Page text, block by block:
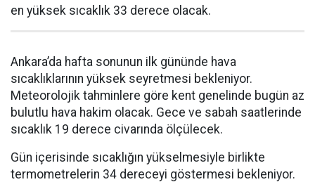
en yüksek sıcaklık 33 derece olacak.
Ankara’da hafta sonunun ilk gününde hava
sıcaklıklarının yüksek seyretmesi bekleniyor.
Meteorolojik tahminlere göre kent genelinde bugün az
bulutlu hava hakim olacak. Gece ve sabah saatlerinde
sıcaklık 19 derece civarında ölçülecek.
Gün içerisinde sıcaklığın yükselmesiyle birlikte
termometrelerin 34 dereceyi göstermesi bekleniyor.